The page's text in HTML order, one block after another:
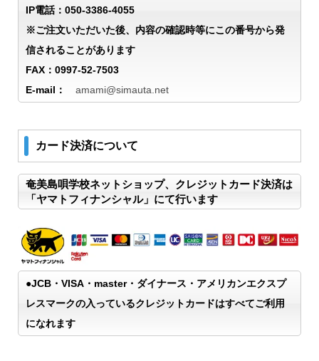
IP電話：050-3386-4055
※ご注文いただいた後、内容の確認時等にこの番号から発
信されることがあります
FAX：0997-52-7503
E-mail： amami@simauta.net
カード決済について
奄美島唄学校ネットショップ、クレジットカード決済は
「ヤマトフィナンシャル」にて行います
●JCB・VISA・master・ダイナース・アメリカンエクスプ
レスマークの入っているクレジットカードはすべてご利用
になれます